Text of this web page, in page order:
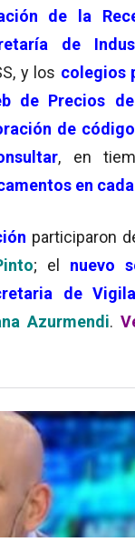
de la
de
y los colegios
de Precios
de
, en
en
participaron
; el nuevo
de
Azurmendi.